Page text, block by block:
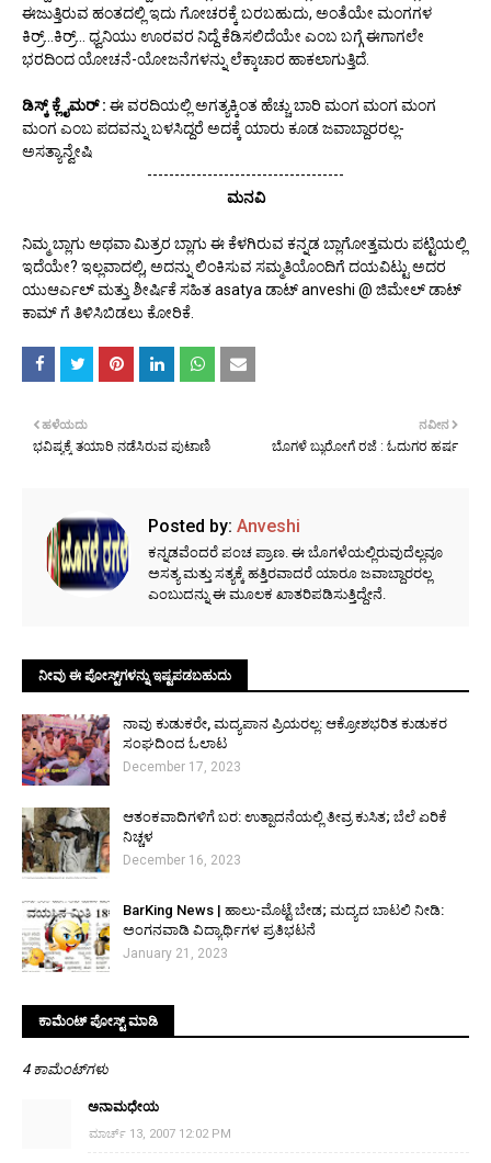
ಈಜುತ್ತಿರುವ ಹಂತದಲ್ಲಿ ಇದು ಗೋಚರಕ್ಕೆ ಬರಬಹುದು, ಅಂತೆಯೇ ಮಂಗಗಳ
ಕಿರ್ರ್...ಕಿರ್ರ್... ಧ್ವನಿಯು ಊರವರ ನಿದ್ದೆ ಕೆಡಿಸಲಿದೆಯೇ ಎಂಬ ಬಗ್ಗೆ ಈಗಾಗಲೇ
ಭರದಿಂದ ಯೋಚನೆ-ಯೋಜನೆಗಳನ್ನು ಲೆಕ್ಕಾಚಾರ ಹಾಕಲಾಗುತ್ತಿದೆ.
ಡಿಸ್ಕ್ ಕ್ಲೈಮರ್ : ಈ ವರದಿಯಲ್ಲಿ ಅಗತ್ಯಕ್ಕಿಂತ ಹೆಚ್ಚು ಬಾರಿ ಮಂಗ ಮಂಗ ಮಂಗ
ಮಂಗ ಎಂಬ ಪದವನ್ನು ಬಳಸಿದ್ದರೆ ಅದಕ್ಕೆ ಯಾರು ಕೂಡ ಜವಾಬ್ದಾರರಲ್ಲ-
ಅಸತ್ಯಾನ್ವೇಷಿ
------------------------------------
ಮನವಿ
ನಿಮ್ಮ ಬ್ಲಾಗು ಅಥವಾ ಮಿತ್ರರ ಬ್ಲಾಗು ಈ ಕೆಳಗಿರುವ ಕನ್ನಡ ಬ್ಲಾಗೋತ್ತಮರು ಪಟ್ಟಿಯಲ್ಲಿ
ಇದೆಯೇ? ಇಲ್ಲವಾದಲ್ಲಿ, ಅದನ್ನು ಲಿಂಕಿಸುವ ಸಮ್ಮತಿಯೊಂದಿಗೆ ದಯವಿಟ್ಟು ಅದರ
ಯುಆರ್ಎಲ್ ಮತ್ತು ಶೀರ್ಷಿಕೆ ಸಹಿತ asatya ಡಾಟ್ anveshi @ ಜಿಮೇಲ್ ಡಾಟ್
ಕಾಮ್ ಗೆ ತಿಳಿಸಿಬಿಡಲು ಕೋರಿಕೆ.
ನವೀನ
ಬೊಗಳೆ ಬ್ಯುರೋಗೆ ರಜೆ : ಓದುಗರ ಹರ್ಷ
ಹಳೆಯದು
ಭವಿಷ್ಯಕ್ಕೆ ತಯಾರಿ ನಡೆಸಿರುವ ಪುಟಾಣಿ
Posted by: Anveshi
ಕನ್ನಡವೆಂದರೆ ಪಂಚ ಪ್ರಾಣ. ಈ ಬೊಗಳೆಯಲ್ಲಿರುವುದೆಲ್ಲವೂ
ಅಸತ್ಯ ಮತ್ತು ಸತ್ಯಕ್ಕೆ ಹತ್ತಿರವಾದರೆ ಯಾರೂ ಜವಾಬ್ದಾರರಲ್ಲ
ಎಂಬುದನ್ನು ಈ ಮೂಲಕ ಖಾತರಿಪಡಿಸುತ್ತಿದ್ದೇನೆ.
ನೀವು ಈ ಪೋಸ್ಟ್‌ಗಳನ್ನು ಇಷ್ಟಪಡಬಹುದು
ನಾವು ಕುಡುಕರೇ, ಮದ್ಯಪಾನ ಪ್ರಿಯರಲ್ಲ: ಆಕ್ರೋಶಭರಿತ ಕುಡುಕರ
ಸಂಘದಿಂದ ಓಲಾಟ
December 17, 2023
ಆತಂಕವಾದಿಗಳಿಗೆ ಬರ: ಉತ್ಪಾದನೆಯಲ್ಲಿ ತೀವ್ರ ಕುಸಿತ; ಬೆಲೆ ಏರಿಕೆ
ನಿಚ್ಚಳ
December 16, 2023
BarKing News | ಹಾಲು-ಮೊಟ್ಟೆ ಬೇಡ; ಮದ್ಯದ ಬಾಟಲಿ ನೀಡಿ:
ಅಂಗನವಾಡಿ ವಿದ್ಯಾರ್ಥಿಗಳ ಪ್ರತಿಭಟನೆ
January 21, 2023
ಕಾಮೆಂಟ್‌‌ ಪೋಸ್ಟ್‌ ಮಾಡಿ
4 ಕಾಮೆಂಟ್‌ಗಳು
ಅನಾಮಧೇಯ
ಮಾರ್ಚ್ 13, 2007 12:02 PM